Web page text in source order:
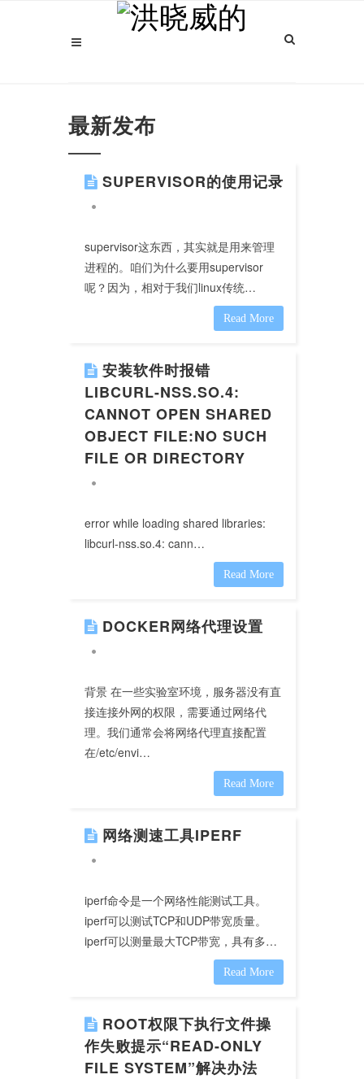
最新发布
SUPERVISOR的使用记录
supervisor这东西，其实就是用来管理
进程的。咱们为什么要用supervisor
呢？因为，相对于我们linux传统…
Read More
安装软件时报错
LIBCURL-NSS.SO.4:
CANNOT OPEN SHARED
OBJECT FILE:NO SUCH
FILE OR DIRECTORY
error while loading shared libraries:
libcurl-nss.so.4: cann…
Read More
DOCKER网络代理设置
背景 在一些实验室环境，服务器没有直
接连接外网的权限，需要通过网络代
理。我们通常会将网络代理直接配置
在/etc/envi…
Read More
网络测速工具IPERF
iperf命令是一个网络性能测试工具。
iperf可以测试TCP和UDP带宽质量。
iperf可以测量最大TCP带宽，具有多…
Read More
ROOT权限下执行文件操
作失败提示“READ-ONLY
FILE SYSTEM”解决办法